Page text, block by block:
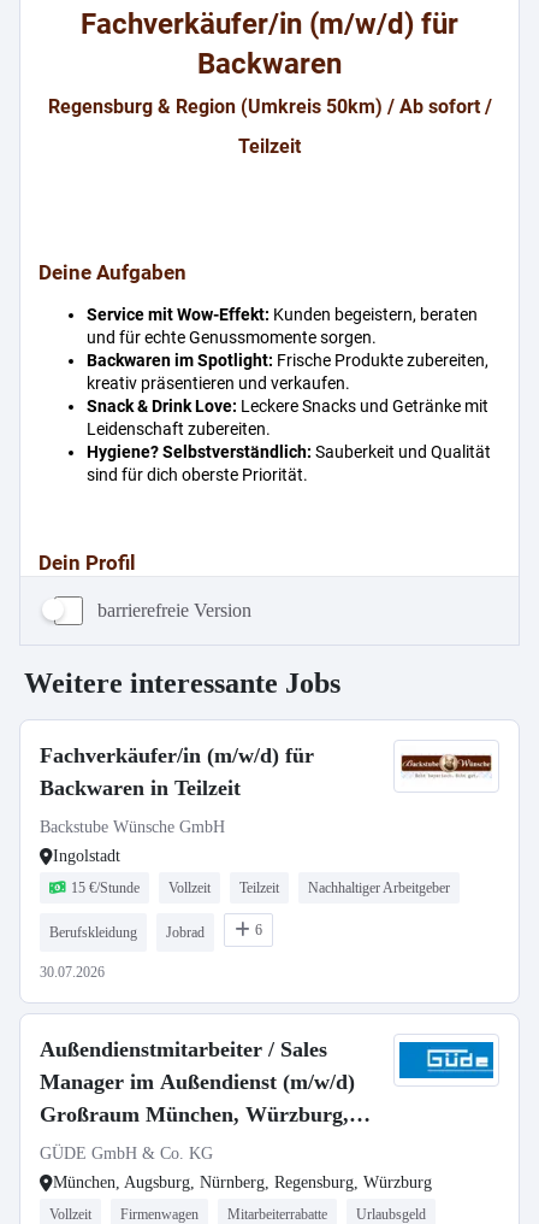
barrierefreie Version
Weitere interessante Jobs
Fachverkäufer/in (m/w/d) für
Backwaren in Teilzeit
Backstube Wünsche GmbH
Ingolstadt
15 €/Stunde Vollzeit Teilzeit Nachhaltiger Arbeitgeber
Berufskleidung Jobrad 6
30.07.2026
Außendienstmitarbeiter / Sales
Manager im Außendienst (m/w/d)
Großraum München, Würzburg,
Regensburg, Nürnberg, Augsburg
GÜDE GmbH & Co. KG
München, Augsburg, Nürnberg, Regensburg, Würzburg
Vollzeit Firmenwagen Mitarbeiterrabatte Urlaubsgeld